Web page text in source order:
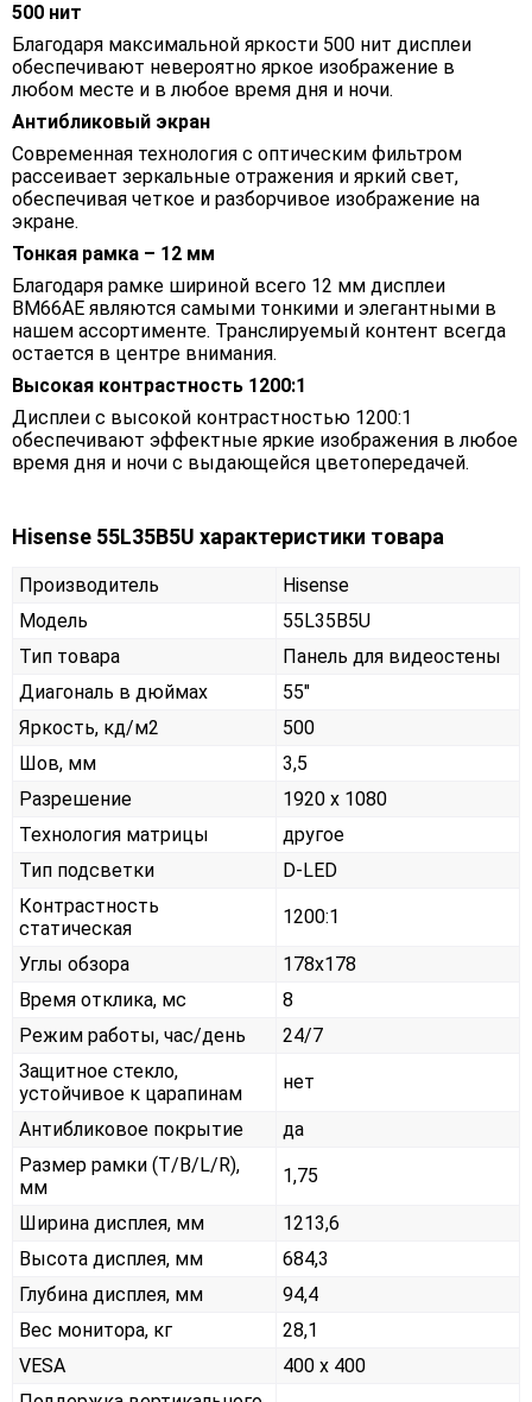
500 нит
Благодаря максимальной яркости 500 нит дисплеи
обеспечивают невероятно яркое изображение в
любом месте и в любое время дня и ночи.
Антибликовый экран
Современная технология с оптическим фильтром
рассеивает зеркальные отражения и яркий свет,
обеспечивая четкое и разборчивое изображение на
экране.
Тонкая рамка – 12 мм
Благодаря рамке шириной всего 12 мм дисплеи
BM66AE являются самыми тонкими и элегантными в
нашем ассортименте. Транслируемый контент всегда
остается в центре внимания.
Высокая контрастность 1200:1
Дисплеи с высокой контрастностью 1200:1
обеспечивают эффектные яркие изображения в любое
время дня и ночи с выдающейся цветопередачей.
Hisense 55L35B5U характеристики товара
Производитель
Hisense
Модель
55L35B5U
Тип товара
Панель для видеостены
Диагональ в дюймах
55"
Яркость, кд/м2
500
Шов, мм
3,5
Разрешение
1920 x 1080
Технология матрицы
другое
Тип подсветки
D-LED
Контрастность
статическая
1200:1
Углы обзора
178x178
Время отклика, мс
8
Режим работы, час/день
24/7
Защитное стекло,
устойчивое к царапинам
нет
Антибликовое покрытие
да
Размер рамки (T/B/L/R),
мм
1,75
Ширина дисплея, мм
1213,6
Высота дисплея, мм
684,3
Глубина дисплея, мм
94,4
Вес монитора, кг
28,1
VESA
400 x 400